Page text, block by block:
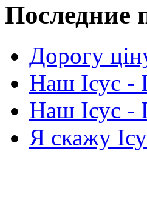
Последние
Дорогу
Наш Ісус -
Наш Ісус -
Я скажу